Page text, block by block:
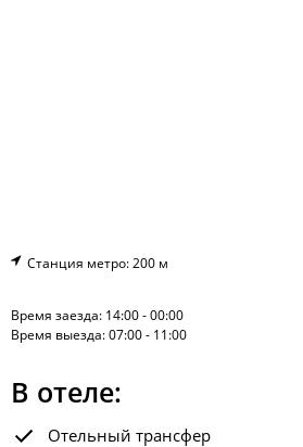
Станция метро: 200 м
Время заезда: 14:00 - 00:00
Время выезда: 07:00 - 11:00
В отеле:
Отельный трансфер